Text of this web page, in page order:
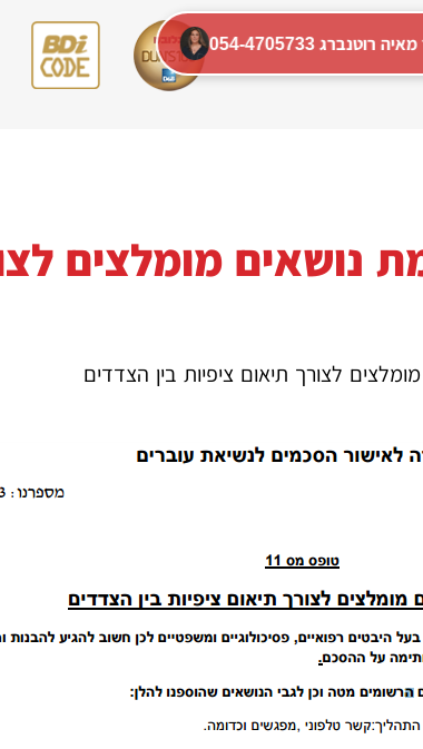
נושאים מומלצים
לצורך תיאום ציפיות בין הצדדים
לעו"ד מאיה רוטנברג